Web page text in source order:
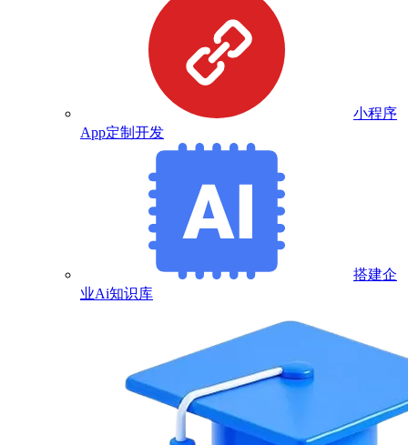
小程序
App定制开发
搭建企
业Ai知识库